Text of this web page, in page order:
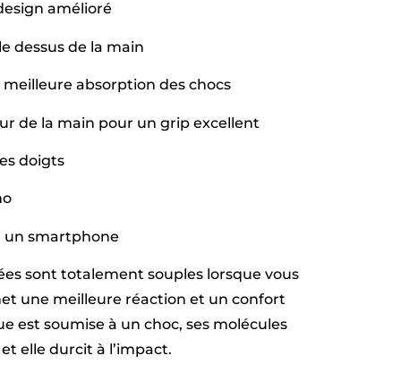
amélioré
dessus de la main
absorption des chocs
de la main pour un grip excellent
doigts
un smartphone
sont totalement souples lorsque vous
une meilleure réaction et un confort
est soumise à un choc, ses molécules
elle durcit à l’impact.